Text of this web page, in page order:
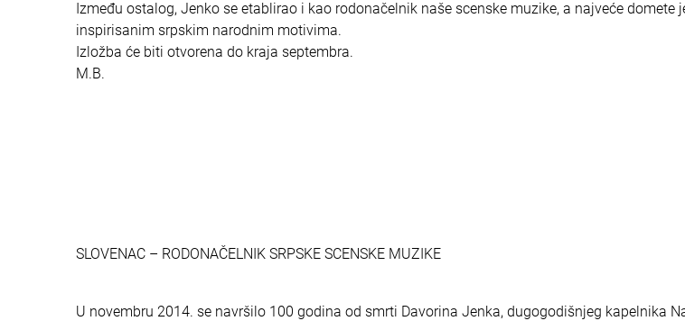
Između ostalog, Jenko se etablirao i kao rodonačelnik naše scenske muzike, a najveće
inspirisanim srpskim narodnim motivima.
Izložba će biti otvorena do kraja septembra.
M.B.
SLOVENAC – RODONAČELNIK SRPSKE SCENSKE MUZIKE
U novembru 2014. se navršilo 100 godina od smrti Davorina Jenka, dugogodišnjeg kapelnika